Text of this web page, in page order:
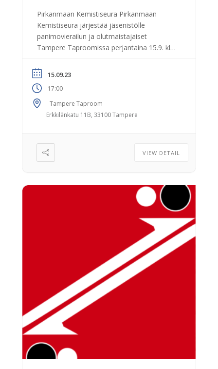
Pirkanmaan Kemistiseura Pirkanmaan
Kemistiseura järjestää jäsenistölle
panimovierailun ja olutmaistajaiset
Tampere Taproomissa perjantaina 15.9. klo
henkeä, ensisijaisesti seuran jäseniä. Jos
paikkoja jää yli, myös seuraan
kuulumattomat voivat tulla mukaan. Hinta
PKS:n jäsenille on 15 € ja seuraan
kuulumattomille 35 € per henkilö. Tampere
15.09.23
17:00
Tampere Taproom
Erkkilänkatu 11B, 33100 Tampere
VIEW DETAIL